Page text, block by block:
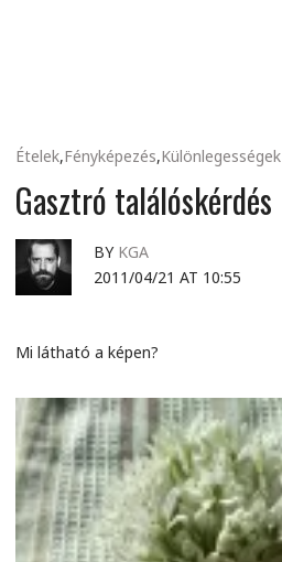
Ételek,Fényképezés,Különlegességek
Gasztró találóskérdés
BY KGA
2011/04/21 AT 10:55
Mi látható a képen?